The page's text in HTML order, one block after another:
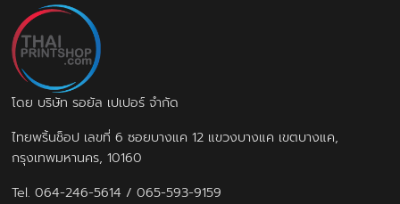
โดย บริษัท รอยัล เปเปอร์ จำกัด
ไทยพริ้นช็อป เลขที่ 6 ซอยบางแค 12 แขวงบางแค เขตบางแค,
กรุงเทพมหานคร, 10160
Tel.064-246-5614 /065-593-9159